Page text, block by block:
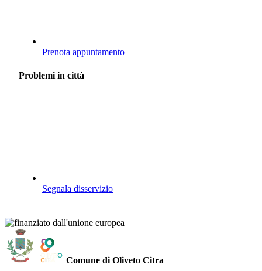
Prenota appuntamento
Problemi in città
Segnala disservizio
Comune di Oliveto Citra